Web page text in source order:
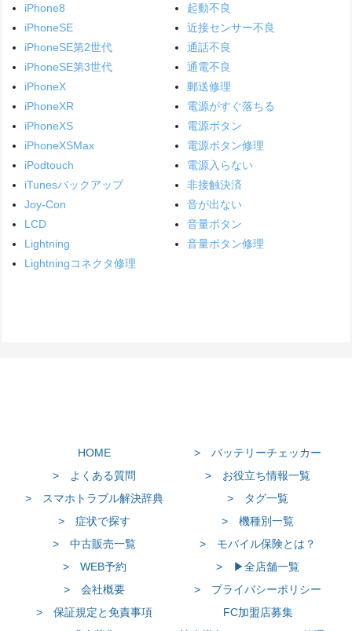
iPhone8
iPhoneSE
iPhoneSE第2世代
iPhoneSE第3世代
iPhoneX
iPhoneXR
iPhoneXS
iPhoneXSMax
iPodtouch
iTunesバックアップ
Joy-Con
LCD
Lightning
Lightningコネクタ修理
起動不良
近接センサー不良
通話不良
通電不良
郵送修理
電源がすぐ落ちる
電源ボタン
電源ボタン修理
電源入らない
非接触決済
音が出ない
音量ボタン
音量ボタン修理
HOME
> バッテリーチェッカー
> よくある質問
> お役立ち情報一覧
> スマホトラブル解決辞典
> タグ一覧
> 症状で探す
> 機種別一覧
> 中古販売一覧
> モバイル保険とは？
> WEB予約
> ▶全店舗一覧
> 会社概要
> プライバシーポリシー
> 保証規定と免責事項
FC加盟店募集